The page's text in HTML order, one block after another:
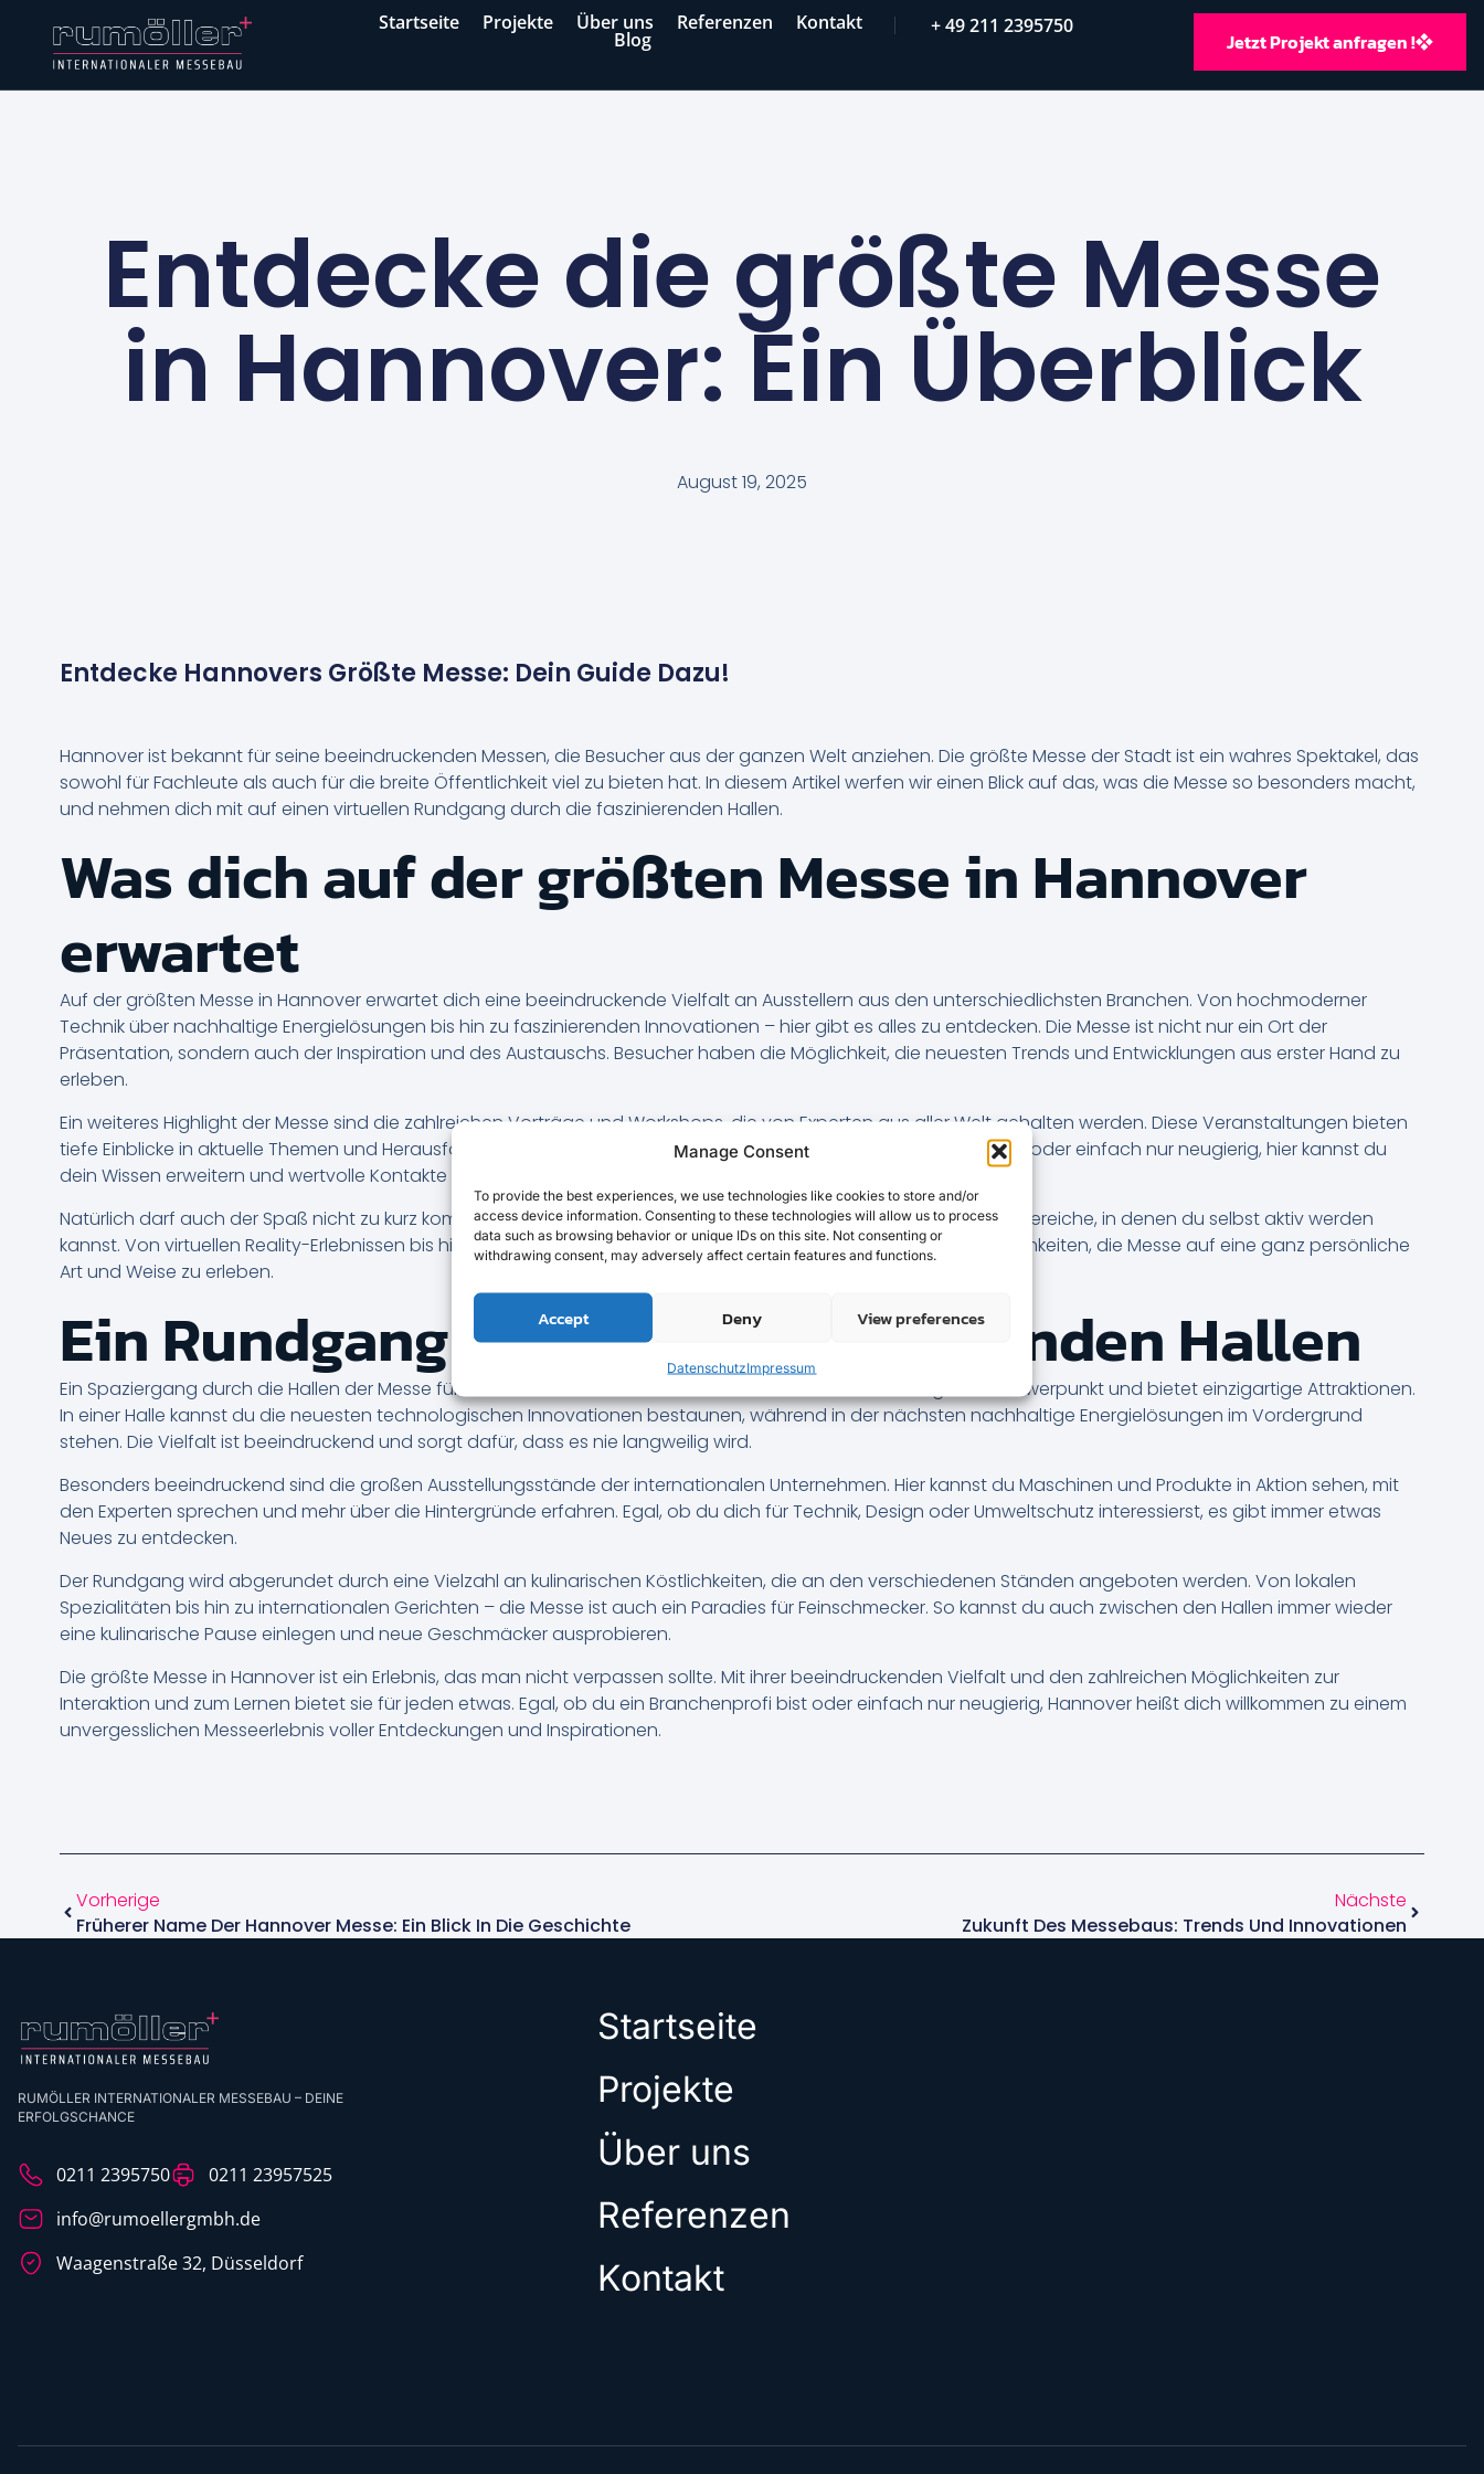
Manage Consent
To provide the best experiences, we use technologies like cookies to store and/or
access device information. Consenting to these technologies will allow us to process
data such as browsing behavior or unique IDs on this site. Not consenting or
withdrawing consent, may adversely affect certain features and functions.
Accept Deny View preferences
DatenschutzImpressum
Startseite Projekte Über uns Referenzen Kontakt
Blog
+ 49 211 2395750
Jetzt Projekt anfragen !
Entdecke die größte Messe
in Hannover: Ein Überblick
August 19, 2025
Entdecke Hannovers Größte Messe: Dein Guide Dazu!
Hannover ist bekannt für seine beeindruckenden Messen, die Besucher aus der ganzen Welt anziehen. Die größte Messe der Stadt ist ein wahres Spektakel, das
sowohl für Fachleute als auch für die breite Öffentlichkeit viel zu bieten hat. In diesem Artikel werfen wir einen Blick auf das, was die Messe so besonders macht,
und nehmen dich mit auf einen virtuellen Rundgang durch die faszinierenden Hallen.
Was dich auf der größten Messe in Hannover
erwartet
Auf der größten Messe in Hannover erwartet dich eine beeindruckende Vielfalt an Ausstellern aus den unterschiedlichsten Branchen. Von hochmoderner
Technik über nachhaltige Energielösungen bis hin zu faszinierenden Innovationen – hier gibt es alles zu entdecken. Die Messe ist nicht nur ein Ort der
Präsentation, sondern auch der Inspiration und des Austauschs. Besucher haben die Möglichkeit, die neuesten Trends und Entwicklungen aus erster Hand zu
erleben.
Ein weiteres Highlight der Messe sind die zahlreichen Vorträge und Workshops, die von Experten aus aller Welt gehalten werden. Diese Veranstaltungen bieten
tiefe Einblicke in aktuelle Themen und Herausforderungen der jeweiligen Branchen. Egal, ob du ein Fachmann bist oder einfach nur neugierig, hier kannst du
dein Wissen erweitern und wertvolle Kontakte knüpfen.
Natürlich darf auch der Spaß nicht zu kurz kommen. Neben den informativen Teilen gibt es zahlreiche interaktive Bereiche, in denen du selbst aktiv werden
kannst. Von virtuellen Reality-Erlebnissen bis hin zu spannenden Live-Demonstrationen – es gibt unzählige Möglichkeiten, die Messe auf eine ganz persönliche
Art und Weise zu erleben.
Ein Rundgang durch die faszinierenden Hallen
Ein Spaziergang durch die Hallen der Messe fühlt sich fast an wie eine Weltreise. Jede Halle hat ihren eigenen Schwerpunkt und bietet einzigartige Attraktionen.
In einer Halle kannst du die neuesten technologischen Innovationen bestaunen, während in der nächsten nachhaltige Energielösungen im Vordergrund
stehen. Die Vielfalt ist beeindruckend und sorgt dafür, dass es nie langweilig wird.
Besonders beeindruckend sind die großen Ausstellungsstände der internationalen Unternehmen. Hier kannst du Maschinen und Produkte in Aktion sehen, mit
den Experten sprechen und mehr über die Hintergründe erfahren. Egal, ob du dich für Technik, Design oder Umweltschutz interessierst, es gibt immer etwas
Neues zu entdecken.
Der Rundgang wird abgerundet durch eine Vielzahl an kulinarischen Köstlichkeiten, die an den verschiedenen Ständen angeboten werden. Von lokalen
Spezialitäten bis hin zu internationalen Gerichten – die Messe ist auch ein Paradies für Feinschmecker. So kannst du auch zwischen den Hallen immer wieder
eine kulinarische Pause einlegen und neue Geschmäcker ausprobieren.
Die größte Messe in Hannover ist ein Erlebnis, das man nicht verpassen sollte. Mit ihrer beeindruckenden Vielfalt und den zahlreichen Möglichkeiten zur
Interaktion und zum Lernen bietet sie für jeden etwas. Egal, ob du ein Branchenprofi bist oder einfach nur neugierig, Hannover heißt dich willkommen zu einem
unvergesslichen Messeerlebnis voller Entdeckungen und Inspirationen.
Vorherige
Früherer Name Der Hannover Messe: Ein Blick In Die Geschichte
Nächste
Zukunft Des Messebaus: Trends Und Innovationen
RUMÖLLER INTERNATIONALER MESSEBAU – DEINE
ERFOLGSCHANCE
0211 2395750
0211 23957525
info@rumoellergmbh.de
Waagenstraße 32, Düsseldorf
Startseite
Projekte
Über uns
Referenzen
Kontakt